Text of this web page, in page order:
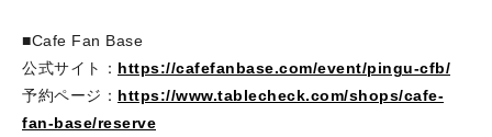
■Cafe Fan Base
公式サイト： https://cafefanbase.com/event/pingu-cfb/
予約ページ： https://www.tablecheck.com/shops/cafe-
fan-base/reserve